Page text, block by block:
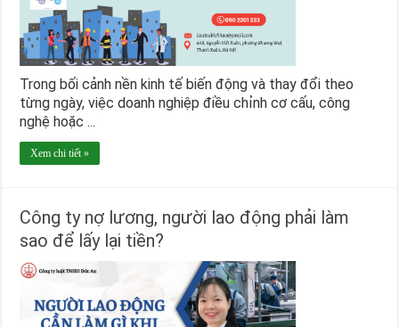
Trong bối cảnh nền kinh tế biến động và thay đổi theo
từng ngày, việc doanh nghiệp điều chỉnh cơ cấu, công
nghệ hoặc ...
Xem chi tiết »
Công ty nợ lương, người lao động phải làm
sao để lấy lại tiền?